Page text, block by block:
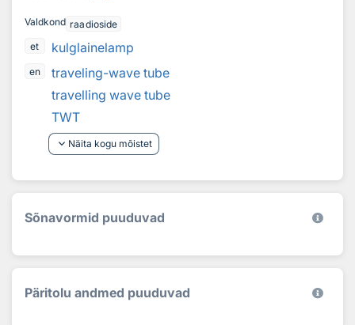
Valdkond raadioside
et
kulglainelamp
en
traveling-wave tube
travelling wave tube
TWT
keyboard_arrow_down Näita kogu mõistet
Sõnavormid puuduvad
Päritolu andmed puuduvad